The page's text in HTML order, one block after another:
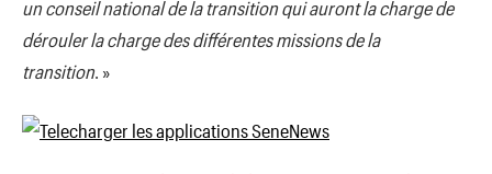
un conseil national de la transition qui auront la charge de
dérouler la charge des différentes missions de la
transition. »